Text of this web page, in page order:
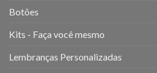
Botões
Kits - Faça você mesmo
Lembranças Personalizadas